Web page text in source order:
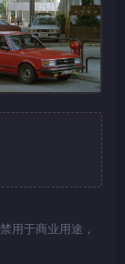
用于商业用途，